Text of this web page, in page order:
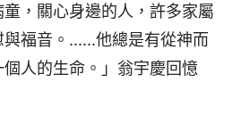
，關心身邊的人，許多家屬
福音。......他總是有從神而
人的生命。」翁宇慶回憶